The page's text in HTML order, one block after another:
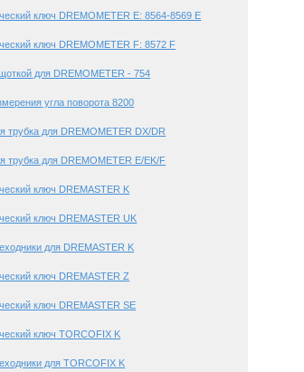
ключ DREMOMETER E: 8564-8569 E
ключ DREMOMETER F: 8572 F
для DREMOMETER - 754
угла поворота 8200
трубка для DREMOMETER DX/DR
трубка для DREMOMETER E/EK/F
ключ DREMASTER K
ключ DREMASTER UK
для DREMASTER K
ключ DREMASTER Z
ключ DREMASTER SE
ключ TORCOFIX K
для TORCOFIX K